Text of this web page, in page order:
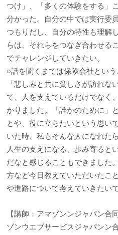
つけ」、「多くの体験をする」
分かった。自分の中では実行委
つもりだし、自分の特性も理解
らは、それらをつなぎ合わせる
でチャレンジしていきたい。
○話を聞くまでは保険会社という
「悲しみと共に貧しさが訪れな
て、人を支えているだけでなく
かりました。「誰かのために」
とや、役に立ちたいという思い
いた時、私もそんな人になれた
人生の支えになる、歩み寄ると
だなと感じることもできました
方など今日教えていただいたこ
や進路について考えていきたいで
【講師：アマゾンンジャパン
ゾンウエブサービスジャパン